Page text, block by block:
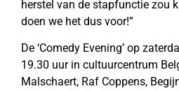
herstel van de stapfunctie zou
doen we het dus voor!”
De ‘Comedy Evening’ op
19.30 uur in cultuurcentrum
Malschaert, Raf Coppens,